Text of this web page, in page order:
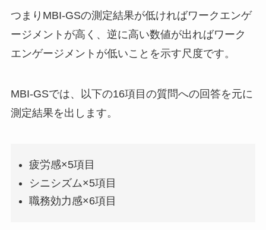
つまりMBI-GSの測定結果が低ければワークエンゲ
ージメントが高く、逆に高い数値が出ればワーク
エンゲージメントが低いことを示す尺度です。
MBI-GSでは、以下の16項目の質問への回答を元に
測定結果を出します。
疲労感×5項目
シニシズム×5項目
職務効力感×6項目